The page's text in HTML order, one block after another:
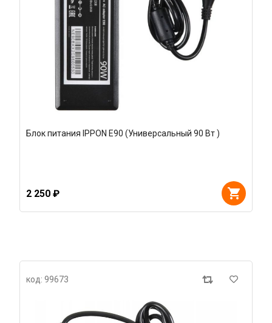
Блок питания IPPON E90 (Универсальный 90 Вт )
2 250 ₽
код: 99673